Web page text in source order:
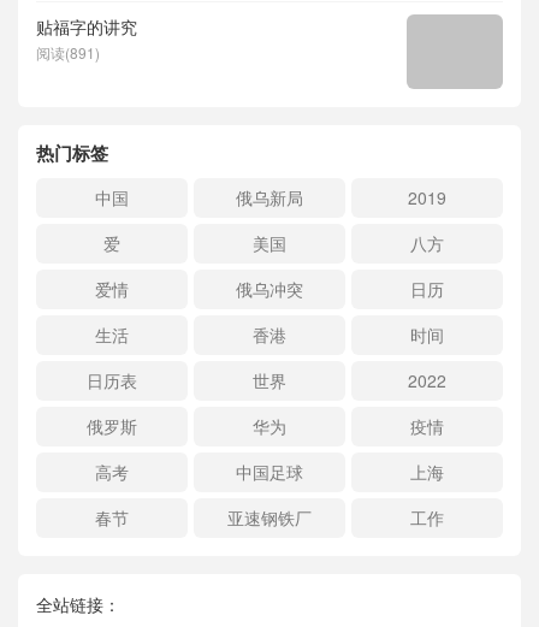
贴福字的讲究
阅读(891)
热门标签
中国 俄乌新局
2019
爱
美国
八方
爱情
俄乌冲突
日历
生活
香港
时间
日历表
世界
2022
俄罗斯
华为
疫情
高考
中国足球
上海
春节
亚速钢铁厂 工作
全站链接：